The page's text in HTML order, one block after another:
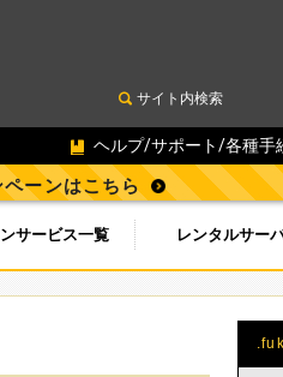
サイト内検索
ヘルプ/サポート/各種手
ーンはこちら
ンサービス一覧 レンタルサー